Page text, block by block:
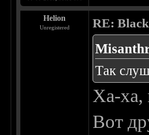
Helion
Unregistered RE:
Так
Ха-ха,
Вот